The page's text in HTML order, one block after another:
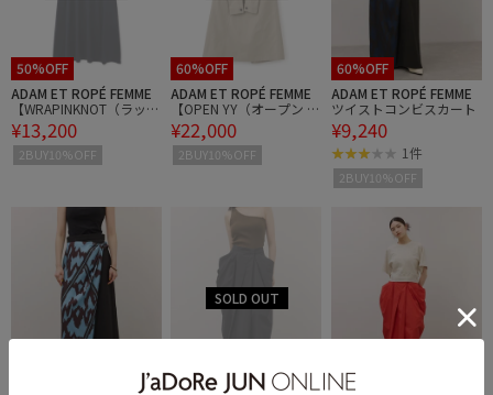
50%OFF
ADAM ET ROPÉ FEMME
【WRAPINKNOT（ラッピ
ンノット）】Flear Maxi S
kirt
¥13,200
2BUY10%OFF
60%OFF
ADAM ET ROPÉ FEMME
【OPEN YY（オープン ワ
イワイ）】WRAP TRENC
H SKIRT
¥22,000
2BUY10%OFF
60%OFF
ADAM ET ROPÉ FEMME
ツイストコンビスカート
¥9,240
1件
2BUY10%OFF
60%OFF
60%OFF